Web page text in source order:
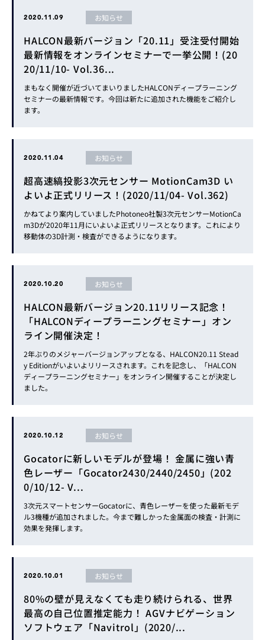
2020.11.09 お知らせ
HALCON最新バージョン「20.11」受注受付開始
最新情報をオンラインセミナーで一挙公開！(20
20/11/10- Vol.36...
まもなく開催が近づいてまいりましたHALCONディープラーニング
セミナーの最新情報です。今回は新たに追加された機能をご紹介し
ます。
2020.11.04 お知らせ
超高速縞投影3次元センサー MotionCam3D い
よいよ正式リリース！(2020/11/04- Vol.362)
かねてより案内していましたPhotoneo社製3次元センサーMotionCa
m3Dが2020年11月にいよいよ正式リリースとなります。これにより
移動体の3D計測・検査ができるようになります。
2020.10.20 お知らせ
HALCON最新バージョン20.11リリース記念！
「HALCONディープラーニングセミナー」オン
ライン開催決定！
2年ぶりのメジャーバージョンアップとなる、HALCON20.11 Stead
y Editionがいよいよリリースされます。これを記念し、「HALCON
ディープラーニングセミナー」をオンライン開催することが決定し
ました。
2020.10.12 お知らせ
Gocatorに新しいモデルが登場！ 金属に強い青
色レーザー「Gocator2430/2440/2450」(202
0/10/12- V...
3次元スマートセンサーGocatorに、青色レーザーを使った最新モデ
ル3機種が追加されました。今まで難しかった金属面の検査・計測に
効果を発揮します。
2020.10.01 お知らせ
80%の壁が見えなくても走り続けられる、世界
最高の自己位置推定能力！ AGVナビゲーション
ソフトウェア「Navitrol」(2020/...